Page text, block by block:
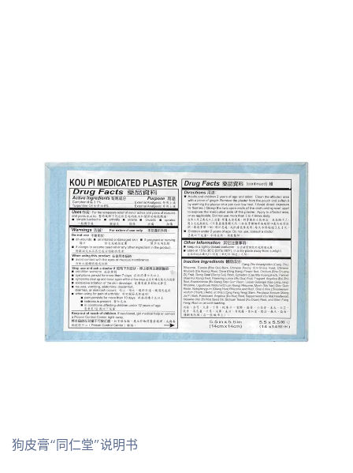
狗皮膏“同仁堂”说明书